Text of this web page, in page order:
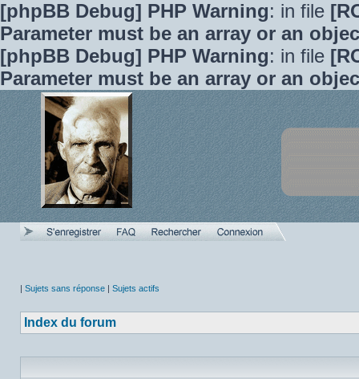
[phpBB Debug] PHP Warning: in file
Parameter must be an array or an
[phpBB Debug] PHP Warning: in file
Parameter must be an array or an
| Sujets sans réponse | Sujets actifs
Index du forum